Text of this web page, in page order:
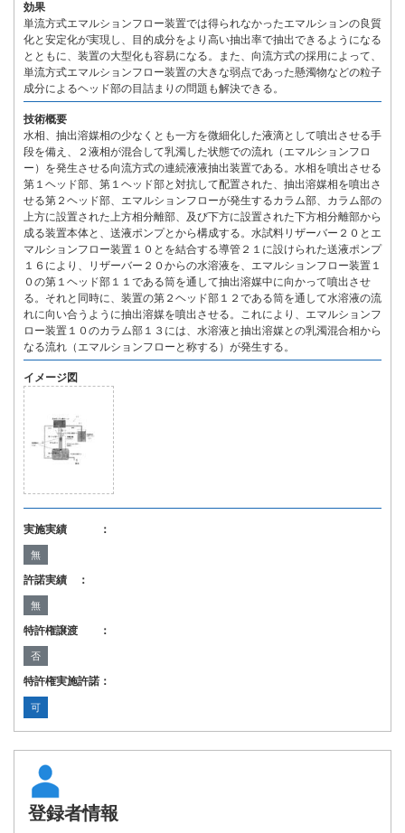
効果
単流方式エマルションフロー装置では得られなかったエマルションの良質
化と安定化が実現し、目的成分をより高い抽出率で抽出できるようになる
とともに、装置の大型化も容易になる。また、向流方式の採用によって、
単流方式エマルションフロー装置の大きな弱点であった懸濁物などの粒子
成分によるヘッド部の目詰まりの問題も解決できる。
技術概要
水相、抽出溶媒相の少なくとも一方を微細化した液滴として噴出させる手
段を備え、２液相が混合して乳濁した状態での流れ（エマルションフロ
ー）を発生させる向流方式の連続液液抽出装置である。水相を噴出させる
第１ヘッド部、第１ヘッド部と対抗して配置された、抽出溶媒相を噴出さ
せる第２ヘッド部、エマルションフローが発生するカラム部、カラム部の
上方に設置された上方相分離部、及び下方に設置された下方相分離部から
成る装置本体と、送液ポンプとから構成する。水試料リザーバー２０とエ
マルションフロー装置１０とを結合する導管２１に設けられた送液ポンプ
１６により、リザーバー２０からの水溶液を、エマルションフロー装置１
０の第１ヘッド部１１である筒を通して抽出溶媒中に向かって噴出させ
る。それと同時に、装置の第２ヘッド部１２である筒を通して水溶液の流
れに向い合うように抽出溶媒を噴出させる。これにより、エマルションフ
ロー装置１０のカラム部１３には、水溶液と抽出溶媒との乳濁混合相から
なる流れ（エマルションフローと称する）が発生する。
イメージ図
実施実績 ：
無
許諾実績 ：
無
特許権譲渡 ：
否
特許権実施許諾：
可
登録者情報